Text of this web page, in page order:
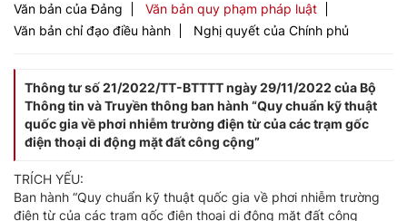
Văn bản của Đảng
Văn bản quy phạm pháp luật
Văn bản chỉ đạo điều hành
Nghị quyết của Chính phủ
Thông tư số 21/2022/TT-BTTTT ngày 29/11/2022 của Bộ
Thông tin và Truyền thông ban hành “Quy chuẩn kỹ thuật
quốc gia về phơi nhiễm trường điện từ của các trạm gốc
điện thoại di động mặt đất công cộng”
TRÍCH YẾU:
Ban hành “Quy chuẩn kỹ thuật quốc gia về phơi nhiễm trường
điện từ của các trạm gốc điện thoại di động mặt đất công